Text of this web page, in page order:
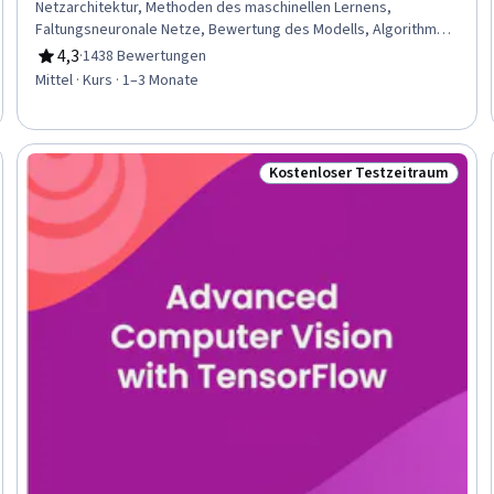
Netzarchitektur, Methoden des maschinellen Lernens,
Faltungsneuronale Netze, Bewertung des Modells, Algorithmen
für maschinelles Lernen, Feinabstimmung, Tiefes Lernen,
Bildqualität, Klassifizierungsalgorithmen, Modell Ausbildung,
4,3
Bewertung, 4,3 von 5 Sternen
·1438 Bewertungen
Mittel · Kurs · 1–3 Monate
Status: Kostenloser
Kostenloser Testzeitraum